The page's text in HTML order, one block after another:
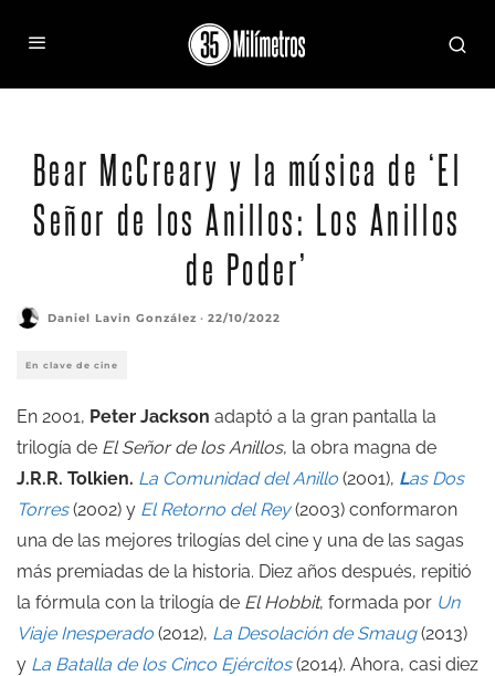
Bear McCreary y la música de ‘El
Señor de los Anillos: Los Anillos
de Poder’
Daniel Lavin González · 22/10/2022
En clave de cine
En 2001, Peter Jackson adaptó a la gran pantalla la
trilogía de El Señor de los Anillos, la obra magna de
J.R.R. Tolkien. La Comunidad del Anillo (2001), Las Dos
Torres(2002) y El Retorno del Rey(2003) conformaron
una de las mejores trilogías del cine y una de las sagas
más premiadas de la historia. Diez años después, repitió
la fórmula con la trilogía de El Hobbit, formada por Un
Viaje Inesperado (2012), La Desolación de Smaug(2013)
y La Batalla de los Cinco Ejércitos(2014). Ahora, casi diez